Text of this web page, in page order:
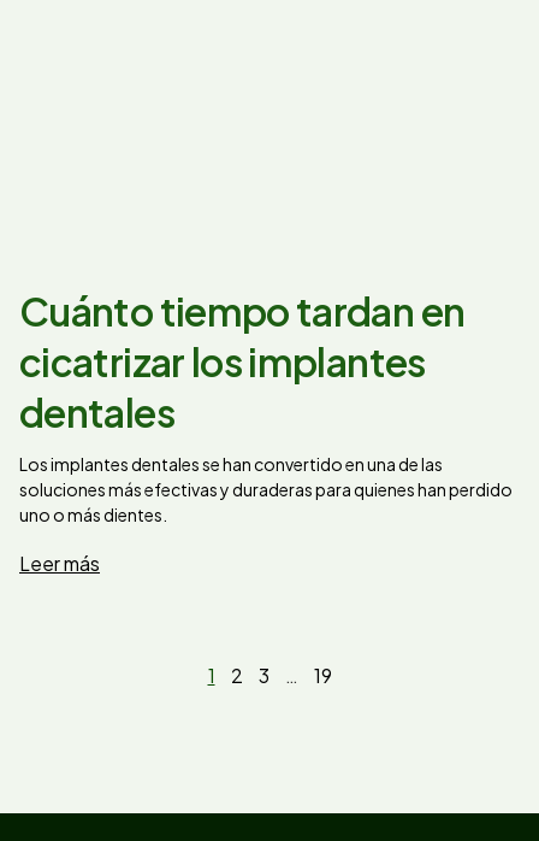
Cuánto tiempo tardan en
cicatrizar los implantes
dentales
Los implantes dentales se han convertido en una de las
soluciones más efectivas y duraderas para quienes han perdido
uno o más dientes.
Leer más
1 2 3 … 19